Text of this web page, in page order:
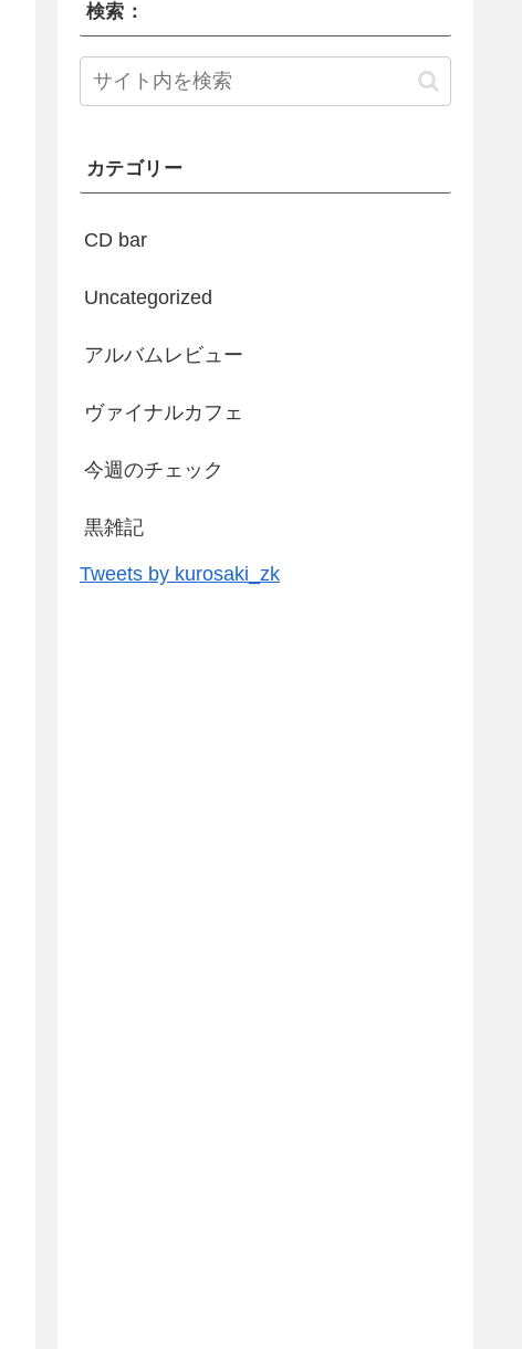
検索：
カテゴリー
CD bar
Uncategorized
アルバムレビュー
ヴァイナルカフェ
今週のチェック
黒雑記
Tweets by kurosaki_zk